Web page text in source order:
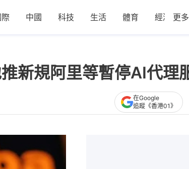
際 中國 科技 生活 體育 經濟 更多
新規阿里等暫停AI代理
在Google
追蹤《香港01》